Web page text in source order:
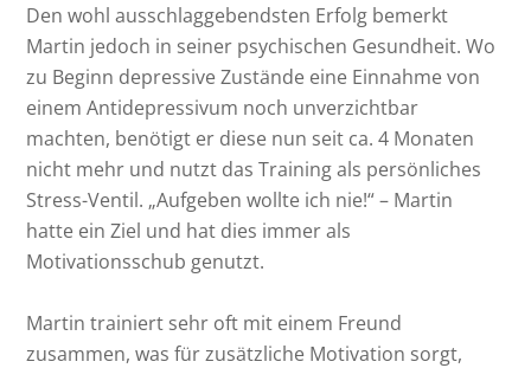
Den wohl ausschlaggebendsten Erfolg bemerkt
Martin jedoch in seiner psychischen Gesundheit. Wo
zu Beginn depressive Zustände eine Einnahme von
einem Antidepressivum noch unverzichtbar
machten, benötigt er diese nun seit ca. 4 Monaten
nicht mehr und nutzt das Training als persönliches
Stress-Ventil. „Aufgeben wollte ich nie!“ – Martin
hatte ein Ziel und hat dies immer als
Motivationsschub genutzt.
Martin trainiert sehr oft mit einem Freund
zusammen, was für zusätzliche Motivation sorgt,